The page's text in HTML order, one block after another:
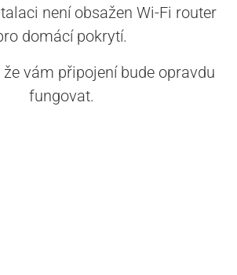
není obsažen Wi-Fi router
domácí pokrytí.
vám připojení bude opravdu
fungovat.